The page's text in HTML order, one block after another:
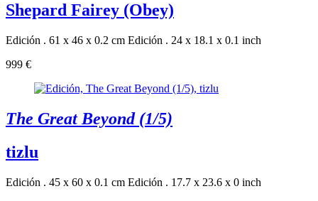
Shepard Fairey (Obey)
Edición . 61 x 46 x 0.2 cm Edición . 24 x 18.1 x 0.1 inch
999 €
The Great Beyond (1/5)
tizlu
Edición . 45 x 60 x 0.1 cm Edición . 17.7 x 23.6 x 0 inch